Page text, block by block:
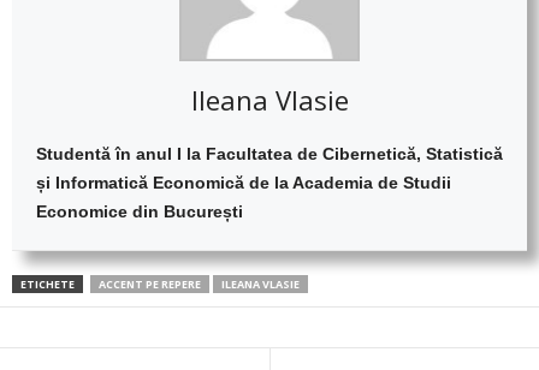
Ileana Vlasie
Studentă în anul I la Facultatea de Cibernetică, Statistică
și Informatică Economică de la Academia de Studii
Economice din București
ETICHETE ACCENT PE REPERE ILEANA VLASIE